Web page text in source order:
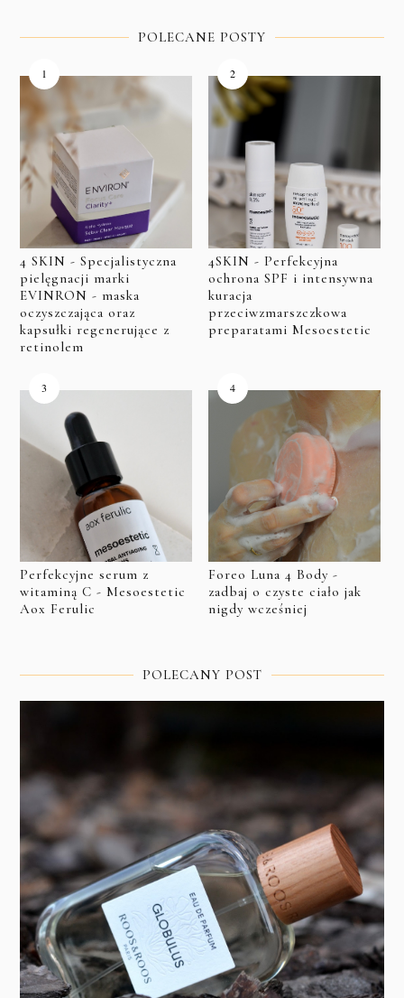
POLECANE POSTY
4 SKIN - Specjalistyczna
pielęgnacji marki
EVINRON - maska
oczyszczająca oraz
kapsułki regenerujące z
retinolem
4SKIN - Perfekcyjna
ochrona SPF i intensywna
kuracja
przeciwzmarszczkowa
preparatami Mesoestetic
Perfekcyjne serum z
witaminą C - Mesoestetic
Aox Ferulic
Foreo Luna 4 Body -
zadbaj o czyste ciało jak
nigdy wcześniej
POLECANY POST